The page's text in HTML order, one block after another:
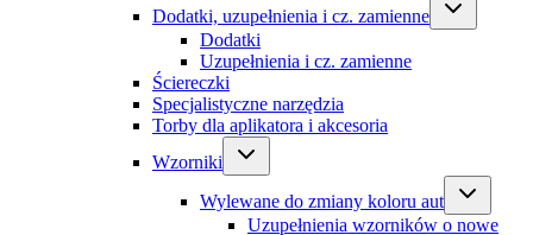
Dodatki, uzupełnienia i cz. zamienne
Dodatki
Uzupełnienia i cz. zamienne
Ściereczki
Specjalistyczne narzędzia
Torby dla aplikatora i akcesoria
Wzorniki
Wylewane do zmiany koloru aut
Uzupełnienia wzorników o nowe